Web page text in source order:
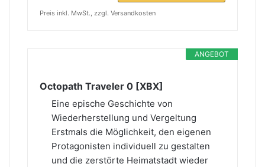
Preis inkl. MwSt., zzgl. Versandkosten
ANGEBOT
Octopath Traveler 0 [XBX]
Eine epische Geschichte von
Wiederherstellung und Vergeltung
Erstmals die Möglichkeit, den eigenen
Protagonisten individuell zu gestalten
und die zerstörte Heimatstadt wieder